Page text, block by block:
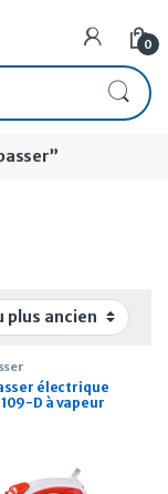
0
électrique
109-D à vapeur